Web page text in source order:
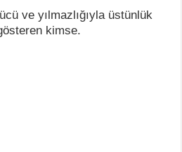
ve yılmazlığıyla üstünlük
kimse.